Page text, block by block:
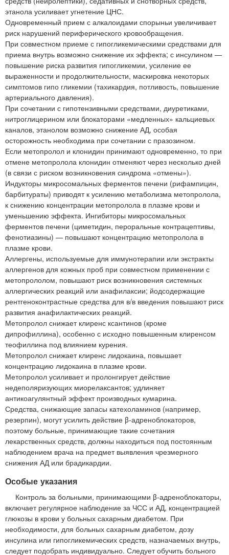
этанола усиливает угнетение ЦНС.
Одновременный прием с алкалоидами спорыньи увеличивает
риск нарушений периферического кровообращения.
При совместном приеме с гипогликемическими средствами для
приема внутрь возможно снижение их эффекта; с инсулином —
повышение риска развития гипогликемии, усиление ее
выраженности и продолжительности, маскировка некоторых
симптомов гипо гликемии (тахикардия, потливость, повышение
артериального давления).
При сочетании с гипотензивными средствами, диуретиками,
нитроглицерином или блокаторами «медленных» кальциевых
каналов, этанолом возможно снижение АД, особая
осторожность необходима при сочетании с празозином.
Если метопролол и клонидин принимают одновременно, то при
отмене метопролола клонидин отменяют через несколько дней
(в связи с риском возникновения синдрома «отмены»).
Индукторы микросомальных ферментов печени (рифампицин,
барбитураты) приводят к усилению метаболизма метопролола,
к снижению концентрации метопролола в плазме крови и
уменьшению эффекта. Ингибиторы микросомальных
ферментов печени (циметидин, пероральные контрацептивы,
фенотиазины) — повышают концентрацию метопролола в
плазме крови.
Аллергены, используемые для иммунотерапии или экстракты
аллергенов для кожных проб при совместном применении с
метопрололом, повышают риск возникновения системных
аллергических реакций или анафилаксии; йодсодержащие
рентгеноконтрастные средства для в/в введения повышают риск
развития анафилактических реакций.
Метопролол снижает клиренс ксантинов (кроме
дипрофиллина), особенно с исходно повышенным клиренсом
теофиллина под влиянием курения.
Метопролол снижает клиренс лидокаина, повышает
концентрацию лидокаина в плазме крови.
Метопролол усиливает и пролонгирует действие
недеполяризующих миорелаксантов; удлиняет
антикоагулянтный эффект производных кумарина.
Средства, снижающие запасы катехоламинов (например,
резерпин), могут усилить действие β-адреноблокаторов,
поэтому больные, принимающие такие сочетания
лекарственных средств, должны находиться под постоянным
наблюдением врача на предмет выявления чрезмерного
снижения АД или брадикардии.
Особые указания
Контроль за больными, принимающими β-адреноблокаторы,
включает регулярное наблюдение за ЧСС и АД, концентрацией
глюкозы в крови у больных сахарным диабетом. При
необходимости, для больных сахарным диабетом, дозу
инсулина или гипогликемических средств, назначаемых внутрь,
следует подобрать индивидуально. Следует обучить больного